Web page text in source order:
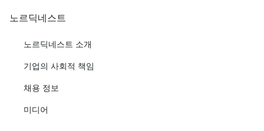
노르딕네스트
노르딕네스트 소개
기업의 사회적 책임
채용 정보
미디어